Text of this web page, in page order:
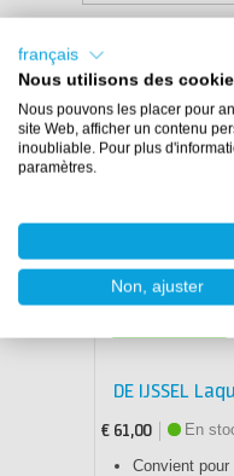
Produits
Produit 1 du 2
DE IJSSEL
€ 61,00
En
Convient
français
Nous utilisons des
Nous pouvons les placer pour
site Web, afficher un contenu
inoubliable. Pour plus
paramètres.
Non, ajuster